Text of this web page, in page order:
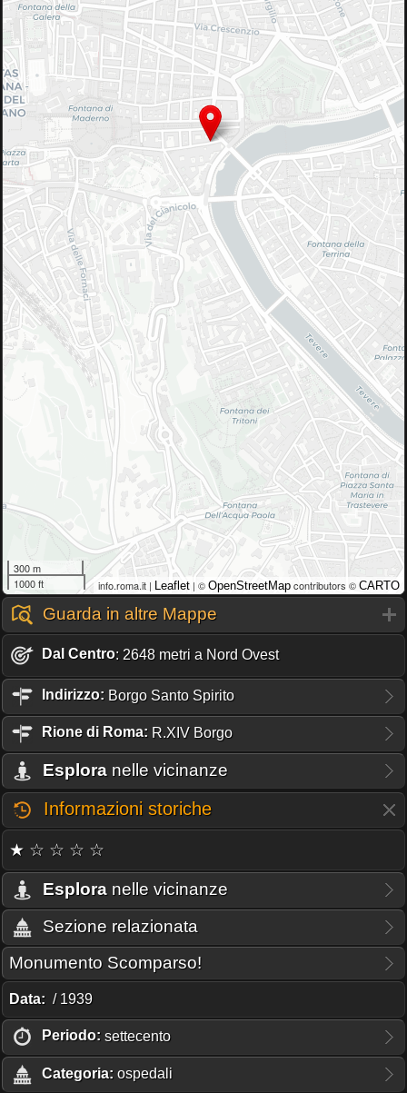
300 m
1000 ft
info.roma.it | Leaflet | © OpenStreetMap contributors © CARTO
Guarda in altre Mappe
Dal Centro: 2648 metri a Nord Ovest
Indirizzo: Borgo Santo Spirito
Rione di Roma: R.XIV Borgo
Esplora nelle vicinanze
Informazioni storiche
★ ☆ ☆ ☆ ☆
Esplora nelle vicinanze
Sezione relazionata
Monumento Scomparso!
Data: / 1939
Periodo: settecento
Categoria: ospedali